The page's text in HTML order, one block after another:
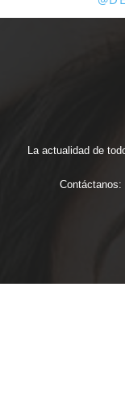
La actualidad de
Contáctanos: